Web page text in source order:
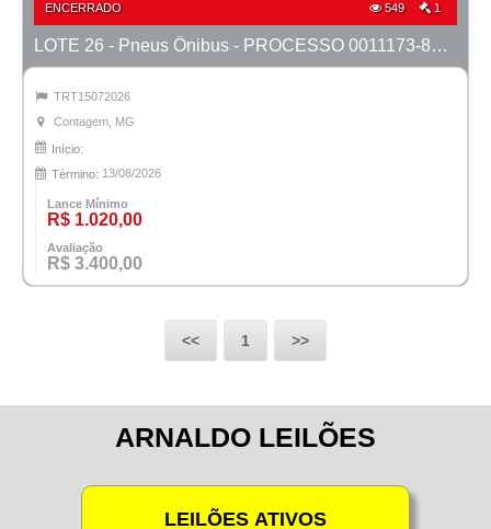
ENCERRADO 549 1
LOTE 26 - Pneus Ônibus - PROCESSO 0011173-85.2024-1ª CONTAGEM
TRT15072026
Contagem, MG
Início:
Término: 13/08/2026
Lance Mínimo
R$ 1.020,00
Avaliação
R$ 3.400,00
<< 1 >>
ARNALDO LEILÕES